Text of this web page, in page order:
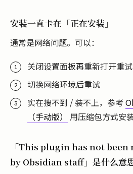
安装一直卡在「正在安装」
通常是网络问题。可以：
关闭设置面板再重新打开重
切换网络环境后重试
实在搜不到 / 装不上，参考
（手动版）
用压缩包方式安
「This plugin has not
by Obsidian staff」是什么意思